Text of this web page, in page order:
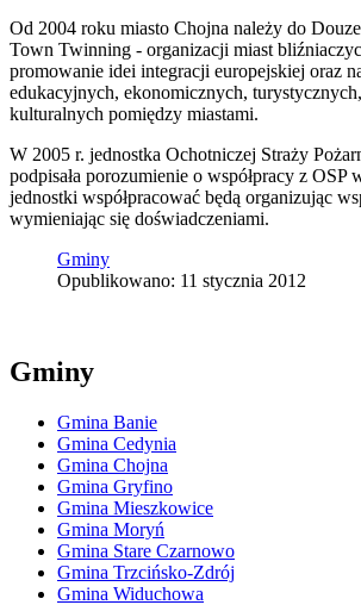
Od 2004 roku miasto Chojna należy do
Town Twinning - organizacji miast
promowanie idei integracji europejskiej oraz
edukacyjnych, ekonomicznych,
kulturalnych pomiędzy miastami.
W 2005 r. jednostka Ochotniczej Straży
podpisała porozumienie o współpracy z OSP
jednostki współpracować będą organizując
wymieniając się doświadczeniami.
Gminy
Opublikowano: 11 stycznia 2012
Gminy
Gmina Banie
Gmina Cedynia
Gmina Chojna
Gmina Gryfino
Gmina Mieszkowice
Gmina Moryń
Gmina Stare Czarnowo
Gmina Trzcińsko-Zdrój
Gmina Widuchowa